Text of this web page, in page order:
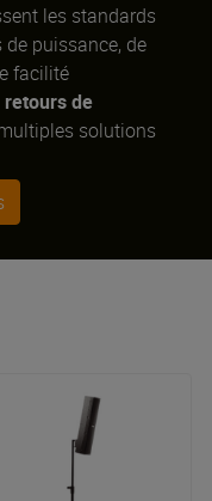
les standards
de puissance, de
facilité
retours de
solutions
,